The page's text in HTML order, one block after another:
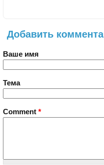
Добавить
Ваше имя
Тема
Comment *